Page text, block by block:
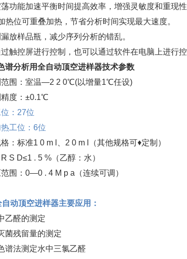
功能加速平衡时间提高效率，增强灵敏度和重现性
热位可重叠加热，节省分析时间实现最大速度。
放样品瓶，减少序列分析的错乱。
触控屏进行控制，也可以通过软件在电脑上进行控
谱分析用全自动顶空进样器技术参数
范围：室温—2 2 0℃(以增量1℃任设)
精度：±0.1℃
：27位
工位：6位
：标准1 0 m l、2 0 m l（其他规格可♦定制）
S D≤1 . 5 %（乙醇：水）
围：0—0 . 4 M p a（连续可调）
动顶空进样器主要应用：
乙醛的测定
菌残留量的测定
谱法测定水中三氯乙醛